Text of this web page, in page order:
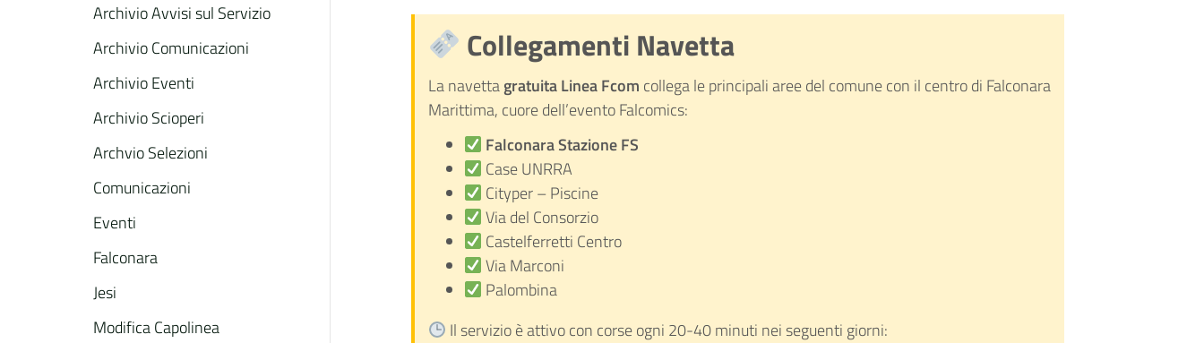
Archivio Avvisi sul Servizio
Archivio Comunicazioni
Archivio Eventi
Archivio Scioperi
Archvio Selezioni
Comunicazioni
Eventi
Falconara
Jesi
Modifica Capolinea
Collegamenti Navetta
La navettagratuita Linea Fcom collega le principali aree del comune con il centro di Falconara
Marittima, cuore dell’evento Falcomics:
Falconara Stazione FS
Case UNRRA
Cityper – Piscine
Via del Consorzio
Castelferretti Centro
Via Marconi
Palombina
Il servizio è attivo con corse ogni 20-40 minuti nei seguenti giorni: